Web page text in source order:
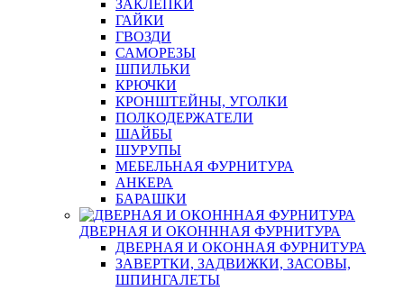
ЗАКЛЕПКИ
ГАЙКИ
ГВОЗДИ
САМОРЕЗЫ
ШПИЛЬКИ
КРЮЧКИ
КРОНШТЕЙНЫ, УГОЛКИ
ПОЛКОДЕРЖАТЕЛИ
ШАЙБЫ
ШУРУПЫ
МЕБЕЛЬНАЯ ФУРНИТУРА
АНКЕРА
БАРАШКИ
ДВЕРНАЯ И ОКОНННАЯ ФУРНИТУРА
ДВЕРНАЯ И ОКОННАЯ ФУРНИТУРА
ЗАВЕРТКИ, ЗАДВИЖКИ, ЗАСОВЫ,
ШПИНГАЛЕТЫ